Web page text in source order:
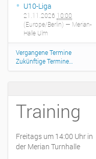
U10-Liga
21.11.2026 10:00
(Europe/Berlin) — Merian-
Halle Ulm
Vergangene Termine
Zukünftige Termine…
Training
Freitags um 14:00 Uhr in
der Merian Turnhalle